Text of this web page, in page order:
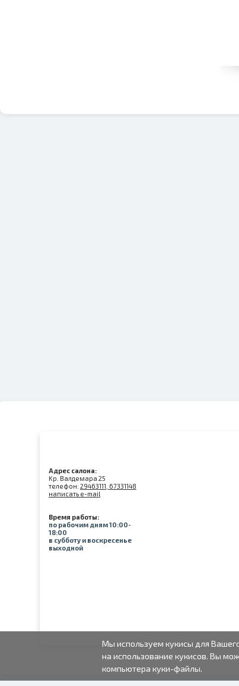
Адрес салона:
Kр. Валдемара 25
телефон: 29463111, 67331148
написать e-mail
Время работы:
по рабочим дням 10:00-
18:00
в субботу и воскресенье
выходной
Мы используем кукисы для
на использование кукисов. Вы
компьютера куки-файлы.